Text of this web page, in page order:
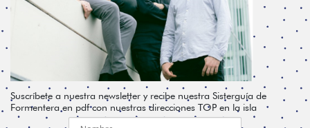
Suscríbete a nuestra newsletter y recibe nuestra Sisterguía de
Formentera en pdf con nuestras direcciones TOP en la isla